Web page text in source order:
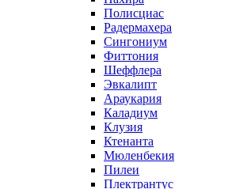
Полисциас
Радермахера
Сингониум
Фиттония
Шеффлера
Эвкалипт
Араукария
Каладиум
Клузия
Ктенанта
Мюленбекия
Пилеи
Плектрантус